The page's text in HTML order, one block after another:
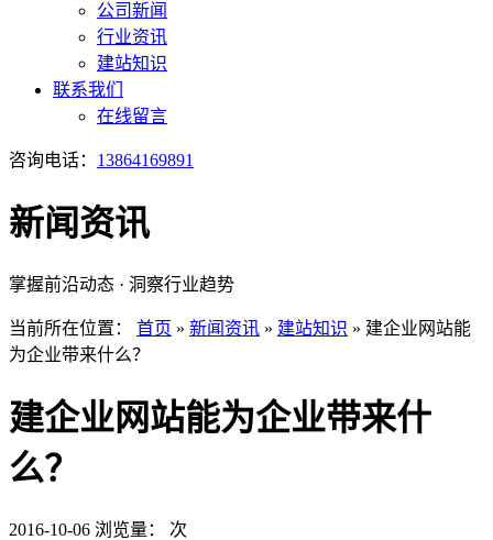
公司新闻
行业资讯
建站知识
联系我们
在线留言
咨询电话： 13864169891
新闻资讯
掌握前沿动态 · 洞察行业趋势
当前所在位置： 首页 » 新闻资讯 » 建站知识 » 建企业网站能
为企业带来什么？
建企业网站能为企业带来什
么？
2016-10-06 浏览量：
次